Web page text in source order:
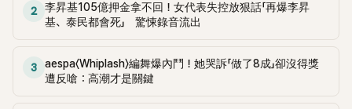
2
李昇基105億押金拿不回！女代表失控放狠話「再爆李昇
基、泰民都會死」 驚悚錄音流出
3
aespa〈Whiplash〉編舞爆內鬥！她哭訴「做了8成」卻沒得獎
遭反嗆：高潮才是關鍵